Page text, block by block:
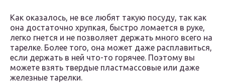
Как оказалось, не все любят такую посуду, так как
она достаточно хрупкая, быстро ломается в руке,
легко гнется и не позволяет держать много всего на
тарелке. Более того, она может даже расплавиться,
если держать в ней что-то горячее. Поэтому вы
можете взять твердые пластмассовые или даже
железные тарелки.